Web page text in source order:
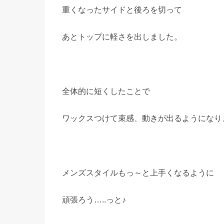
重くなったサイドと後ろを切って
あとトップに軽さを出しました。
全体的に短くしたことで
ワックスつけて束感、動きが出るようにな
メンズスタイルもっ～と上手くなるように
頑張ろう…..っと♪